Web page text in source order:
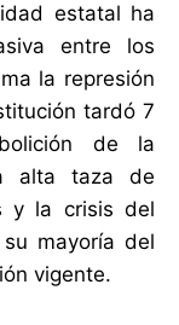
estatal ha
entre los
la represión
tardó 7
de la
alta taza de
y la crisis del
mayoría del
vigente.